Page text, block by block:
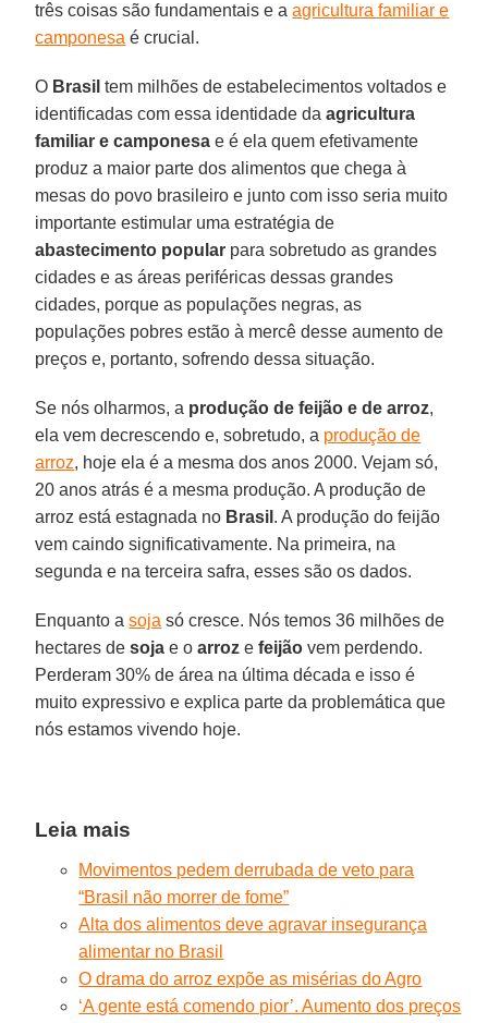
três coisas são fundamentais e aagricultura familiar e
camponesa é crucial.
O Brasil tem milhões de estabelecimentos voltados e
identificadas com essa identidade daagricultura
familiar e camponesa e é ela quem efetivamente
produz a maior parte dos alimentos que chega à
mesas do povo brasileiro e junto com isso seria muito
importante estimular uma estratégia de
abastecimento popular para sobretudo as grandes
cidades e as áreas periféricas dessas grandes
cidades, porque as populações negras, as
populações pobres estão à mercê desse aumento de
preços e, portanto, sofrendo dessa situação.
Se nós olharmos, a produção de feijão e de arroz,
ela vem decrescendo e, sobretudo, a produção de
arroz, hoje ela é a mesma dos anos 2000. Vejam só,
20 anos atrás é a mesma produção. A produção de
arroz está estagnada no Brasil . A produção do feijão
vem caindo significativamente. Na primeira, na
segunda e na terceira safra, esses são os dados.
Enquanto asoja só cresce. Nós temos 36 milhões de
hectares desoja e oarroz efeijão vem perdendo.
Perderam 30% de área na última década e isso é
muito expressivo e explica parte da problemática que
nós estamos vivendo hoje.
Leia mais
Movimentos pedem derrubada de veto para
“Brasil não morrer de fome”
Alta dos alimentos deve agravar insegurança
alimentar no Brasil
O drama do arroz expõe as misérias do Agro
‘A gente está comendo pior’. Aumento dos preços